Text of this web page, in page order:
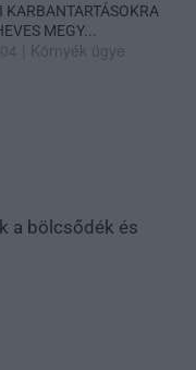
KARBANTARTÁSOKRA
MEGY...
Környék ügye